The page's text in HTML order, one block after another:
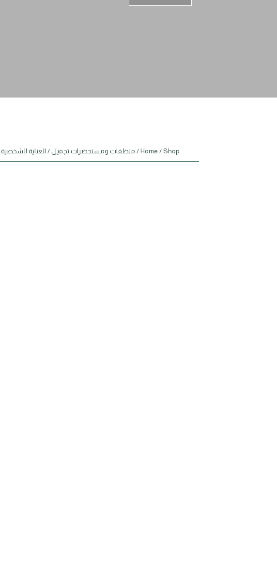
Home /Shop
/ منظفات ومستحضرات تجميل/ العناية الشخصية